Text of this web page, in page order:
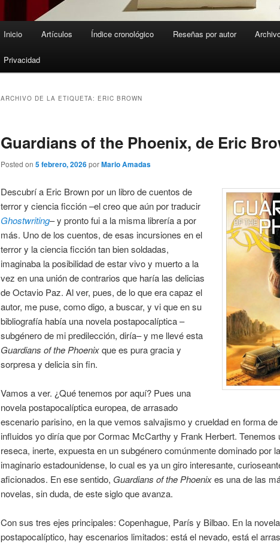
Inicio Artículos Índice cronológico Reseñas por autor
Privacidad
ARCHIVO DE LA ETIQUETA: ERIC BROWN
Guardians of the Phoenix, de Eric
Posted on 5 febrero, 2026porMario Amadas
Descubrí a Eric Brown por un libro de cuentos de
terror y ciencia ficción –el creo que aún por traducir
Ghostwriting– y pronto fui a la misma librería a por
más. Uno de los cuentos, de esas incursiones en el
terror y la ciencia ficción tan bien soldadas,
imaginaba la posibilidad de estar vivo y muerto a la
vez en una unión de contrarios que haría las delicias
de Octavio Paz. Al ver, pues, de lo que era capaz el
autor, me puse, como digo, a buscar, y vi que en su
bibliografía había una novela postapocalíptica –
subgénero de mi predilección, diría– y me llevé esta
Guardians of the Phoenixque es pura gracia y
sorpresa y delicia sin fin.
Vamos a ver. ¿Qué tenemos por aquí? Pues una
novela postapocalíptica europea, de arrasado
escenario parisino, en la que vemos salvajismo y crueldad en forma
influidos yo diría que por Cormac McCarthy y Frank Herbert. Tenemos
reseca, inerte, expuesta en un subgénero comúnmente dominado por
imaginario estadounidense, lo cual es ya un giro interesante,
aficionados. En ese sentido, Guardians of the Phoenixes una de las
novelas, sin duda, de este siglo que avanza.
Con sus tres ejes principales: Copenhague, París y Bilbao. En la
postapocalíptico, hay escenarios limitados: está el nevado, está el